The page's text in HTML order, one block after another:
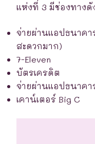
แห่งที่ 3 มีช่องทางดั
จ่ายผ่านแอปธนาคา
สะดวกมาก)
7-Eleven
บัตรเครดิต
จ่ายผ่านแอปธนาคา
เคาน์เตอร์ Big C